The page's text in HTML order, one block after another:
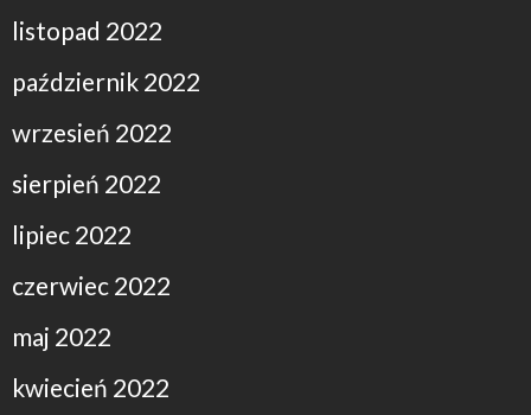
listopad 2022
październik 2022
wrzesień 2022
sierpień 2022
lipiec 2022
czerwiec 2022
maj 2022
kwiecień 2022